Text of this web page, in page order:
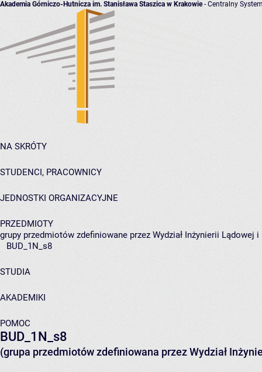
Akademia Górniczo-Hutnicza im. Stanisława Staszica w Krakowie- Centralny
NA SKRÓTY
STUDENCI, PRACOWNICY
JEDNOSTKI ORGANIZACYJNE
PRZEDMIOTY
grupy przedmiotów zdefiniowane przez Wydział Inżynierii Lądowej
BUD_1N_s8
STUDIA
AKADEMIKI
POMOC
BUD_1N_s8
(grupa przedmiotów zdefiniowana przez Wydział